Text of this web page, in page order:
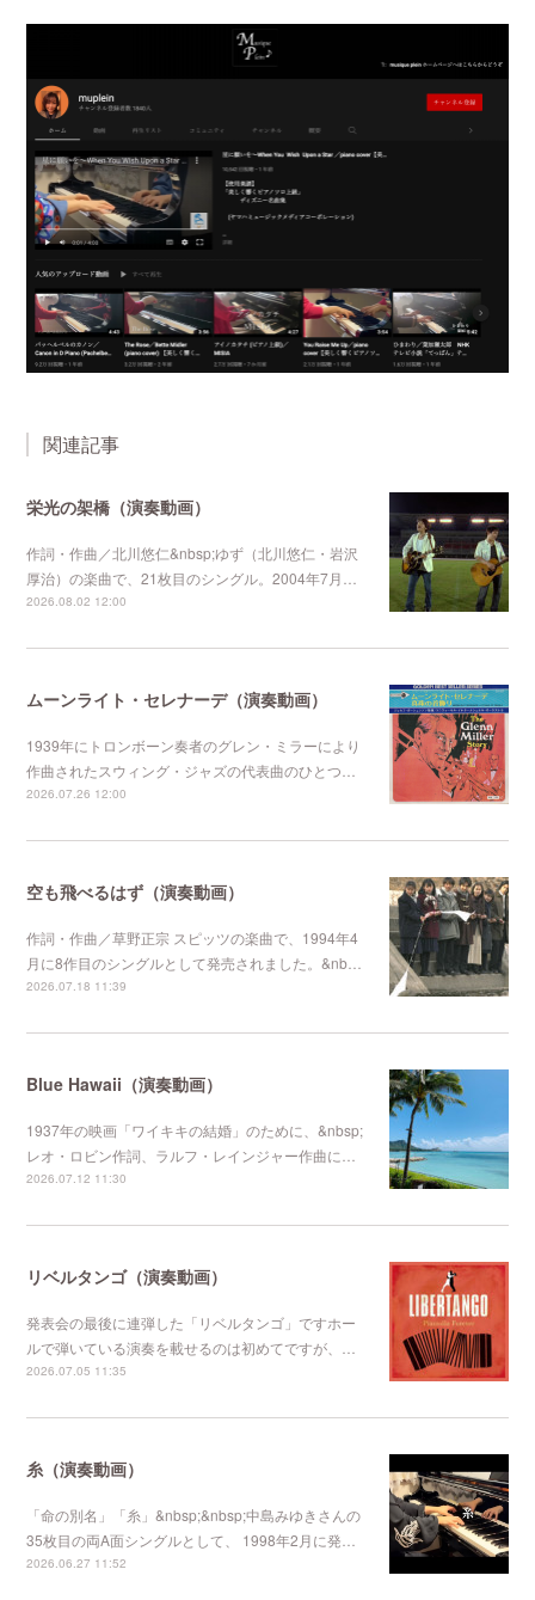
関連記事
栄光の架橋（演奏動画）
作詞・作曲／北川悠仁&nbsp;ゆず（北川悠仁・岩沢
厚治）の楽曲で、21枚目のシングル。2004年7月…
2026.08.02 12:00
ムーンライト・セレナーデ（演奏動画）
1939年にトロンボーン奏者のグレン・ミラーにより
作曲されたスウィング・ジャズの代表曲のひとつ…
2026.07.26 12:00
空も飛べるはず（演奏動画）
作詞・作曲／草野正宗 スピッツの楽曲で、1994年4
月に8作目のシングルとして発売されました。&nb…
2026.07.18 11:39
Blue Hawaii（演奏動画）
1937年の映画「ワイキキの結婚」のために、&nbsp;
レオ・ロビン作詞、ラルフ・レインジャー作曲に…
2026.07.12 11:30
リベルタンゴ（演奏動画）
発表会の最後に連弾した「リベルタンゴ」ですホー
ルで弾いている演奏を載せるのは初めてですが、…
2026.07.05 11:35
糸（演奏動画）
「命の別名」「糸」&nbsp;&nbsp;中島みゆきさんの
35枚目の両A面シングルとして、 1998年2月に発…
2026.06.27 11:52